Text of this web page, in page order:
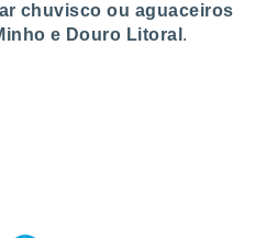
chuvisco ou aguaceiros
e Douro Litoral .